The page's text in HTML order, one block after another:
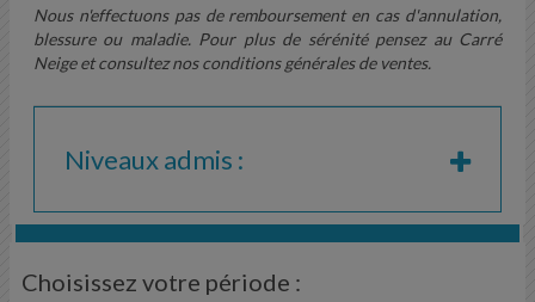
Nous n'effectuons pas de remboursement en cas d'annulation,
blessure ou maladie. Pour plus de sérénité pensez au Carré
Neige et consultez nos conditions générales de ventes.
Niveaux admis :
Choisissez votre période :